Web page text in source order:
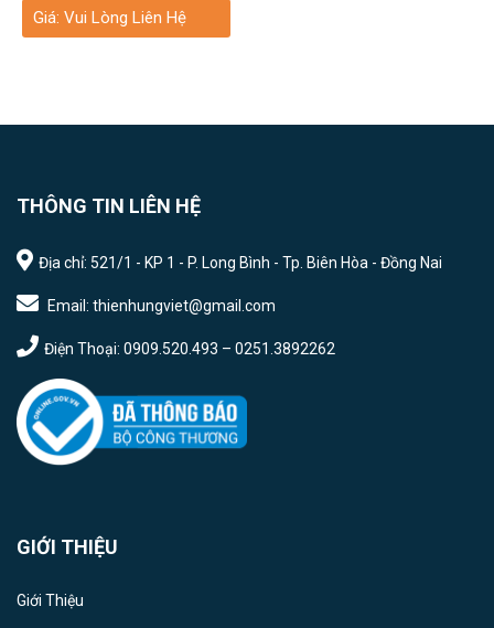
Giá: Vui Lòng Liên Hệ
THÔNG TIN LIÊN HỆ
Địa chỉ: 521/1 - KP 1 - P. Long Bình - Tp. Biên Hòa - Đồng Nai
Email: thienhungviet@gmail.com
Điện Thoại: 0909.520.493 – 0251.3892262
GIỚI THIỆU
Giới Thiệu